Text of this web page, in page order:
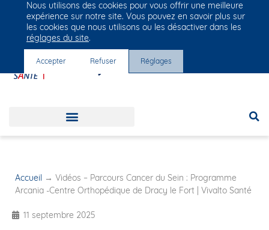
Groupe Vivalto Santé
Entre nous, la vie
Accueil → Vidéos – Parcours Cancer du Sein : Programme
Arcania -Centre Orthopédique de Dracy le Fort | Vivalto Santé
11 septembre 2025
Nous utilisons des cookies pour vous offrir une meilleure
expérience sur notre site. Vous pouvez en savoir plus sur
les cookies que nous utilisons ou les désactiver dans les
réglages du site.
Accepter Refuser Réglages